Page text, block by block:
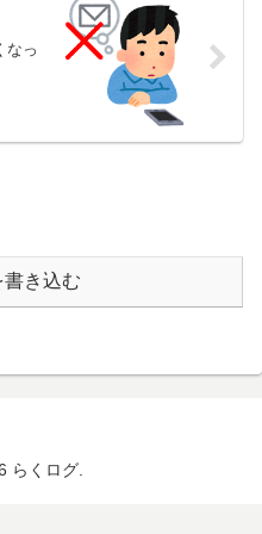
なっ
書き込む
らくログ.